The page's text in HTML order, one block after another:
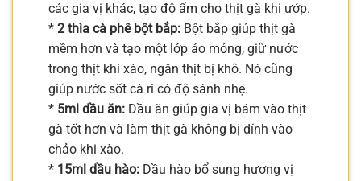
các gia vị khác, tạo độ ẩm cho thịt gà khi ướp.
* 2 thìa cà phê bột bắp: Bột bắp giúp thịt gà
mềm hơn và tạo một lớp áo mỏng, giữ nước
trong thịt khi xào, ngăn thịt bị khô. Nó cũng
giúp nước sốt cà ri có độ sánh nhẹ.
* 5ml dầu ăn: Dầu ăn giúp gia vị bám vào thịt
gà tốt hơn và làm thịt gà không bị dính vào
chảo khi xào.
* 15ml dầu hào: Dầu hào bổ sung hương vị